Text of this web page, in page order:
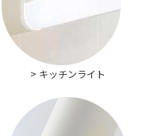
> キッチンライト